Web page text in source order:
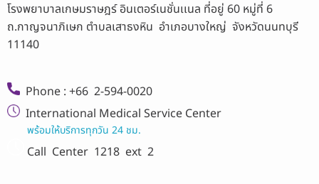
โรงพยาบาลเกษมราษฎร์ อินเตอร์เนชั่นเเนล ที่อยู่ 60 หมู่ที่ 6
ถ.กาญจนาภิเษก ตำบลเสาธงหิน อำเภอบางใหญ่ จังหวัดนนทบุรี
11140
Phone : +66 2-594-0020
International Medical Service Center
พร้อมให้บริการทุกวัน 24 ชม.
Call Center 1218 ext 2